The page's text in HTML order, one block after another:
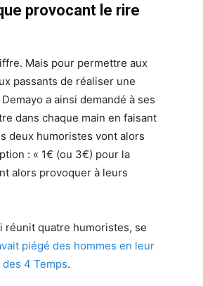
provocant le rire
Mais pour permettre aux
passants de réaliser une
a ainsi demandé à ses
dans chaque main en faisant
deux humoristes vont alors
: « 1€ (ou 3€) pour la
alors provoquer à leurs
réunit quatre humoristes, se
piégé des hommes en leur
4 Temps.